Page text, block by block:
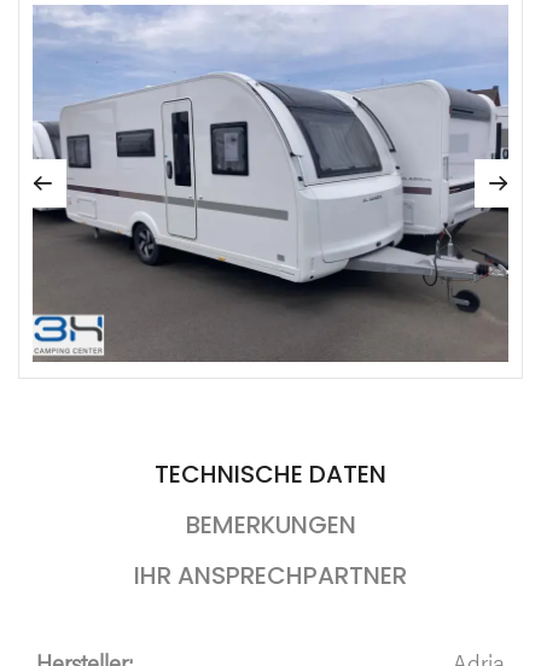
TECHNISCHE DATEN
BEMERKUNGEN
IHR ANSPRECHPARTNER